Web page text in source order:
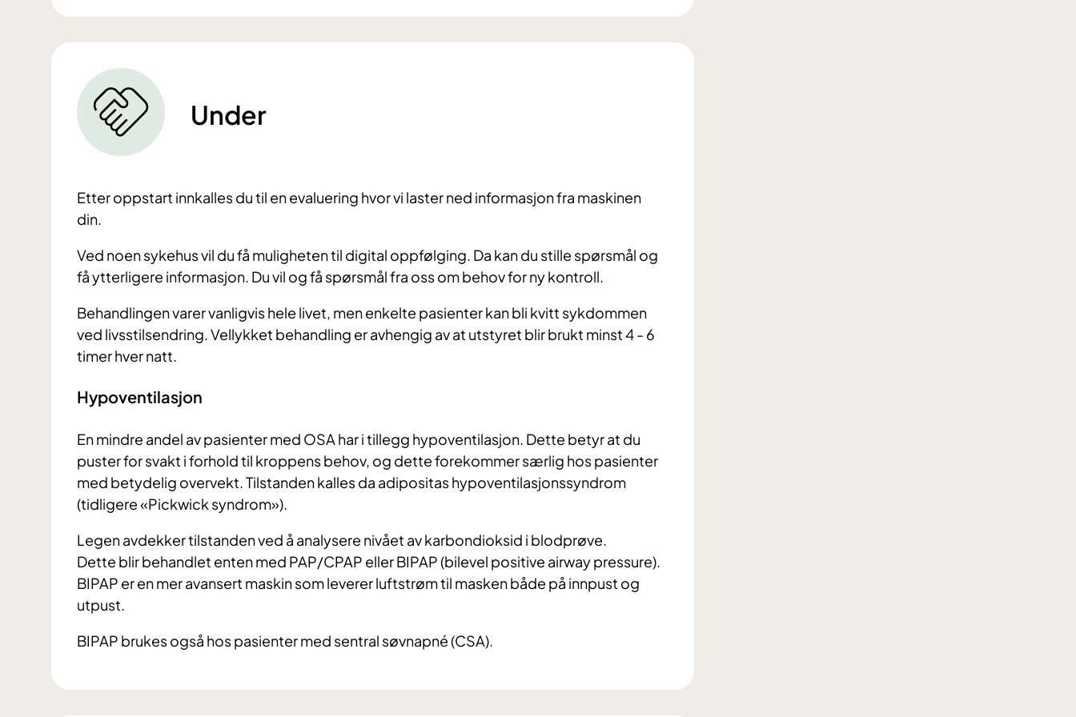
Under
Etter oppstart innkalles du til en evaluering hvor vi laster ned informasjon fra maskinen
din.
Ved noen sykehus vil du få muligheten til digital oppfølging. Da kan du stille spørsmål og
få ytterligere informasjon. Du vil og få spørsmål fra oss om behov for ny kontroll.
Behandlingen varer vanligvis hele livet, men enkelte pasienter kan bli kvitt sykdommen
ved livsstilsendring. Vellykket behandling er avhengig av at utstyret blir brukt minst 4 - 6
timer hver natt.
Hypoventilasjon
En mindre andel av pasienter med OSA har i tillegg hypoventilasjon. Dette betyr at du
puster for svakt i forhold til kroppens behov, og dette forekommer særlig hos pasienter
med betydelig overvekt. Tilstanden kalles da adipositas hypoventilasjonssyndrom
(tidligere «Pickwick syndrom»).
Legen avdekker tilstanden ved å analysere nivået av karbondioksid i blodprøve.
Dette blir behandlet enten med PAP/CPAP eller BIPAP (bilevel positive airway pressure).
BIPAP er en mer avansert maskin som leverer luftstrøm til masken både på innpust og
utpust.
BIPAP brukes også hos pasienter med sentral søvnapné (CSA).